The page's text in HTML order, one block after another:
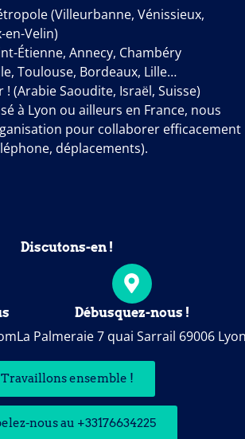
(Villeurbanne, Vénissieux,
en-Velin)
Étienne, Annecy, Chambéry
Toulouse, Bordeaux, Lille…
! (Arabie Saoudite, Israël, Suisse)
à Lyon ou ailleurs en France, nous
pour collaborer efficacement
déplacements).
Discutons-en !
Débusquez-nous !
La Palmeraie 7 quai Sarrail 69006
Travaillons ensemble !
nous au +33176634225